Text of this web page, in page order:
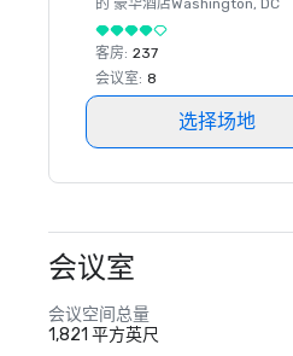
的 豪华酒店Washington, DC
客房: 237
会议室: 8
选择场地
会议室
会议空间总量
1,821 平方英尺